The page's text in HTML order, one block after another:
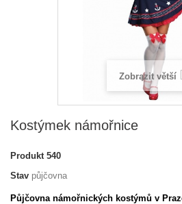
Zobrazit větší
Kostýmek námořnice
Produkt 540
Stav půjčovna
Půjčovna námořnických kostýmů v